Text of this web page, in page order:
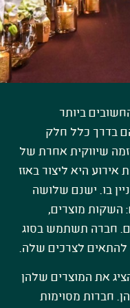
ביותר
בדרך כלל חלק
שיווקית אחרת של
היא ליצור באזז
בו. ישנם שלושה
השקות מוצרים,
חברה תשתמש בסוג
להתאים לצרכים שלה.
את המוצרים שלהן
חברות מסוימות